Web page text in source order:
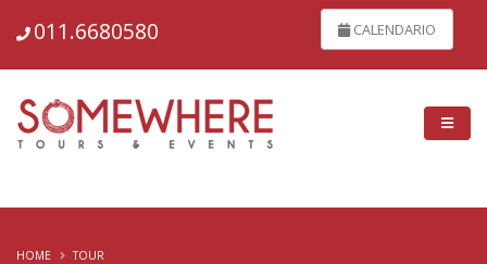
011.6680580 CALENDARIO
HOME TOUR